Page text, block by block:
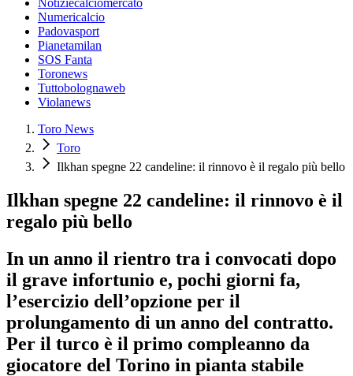
Notiziecalciomercato
Numericalcio
Padovasport
Pianetamilan
SOS Fanta
Toronews
Tuttobolognaweb
Violanews
Toro News
Toro
Ilkhan spegne 22 candeline: il rinnovo è il regalo più bello
Ilkhan spegne 22 candeline: il rinnovo è il
regalo più bello
In un anno il rientro tra i convocati dopo
il grave infortunio e, pochi giorni fa,
l’esercizio dell’opzione per il
prolungamento di un anno del contratto.
Per il turco è il primo compleanno da
giocatore del Torino in pianta stabile